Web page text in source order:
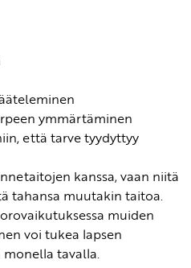
ymmärtäminen
että tarve tyydyttyy
kanssa, vaan niitä
tahansa muutakin taitoa.
muiden
voi tukea lapsen
tavalla.